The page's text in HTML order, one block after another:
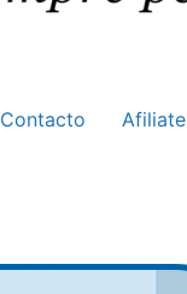
Contacto